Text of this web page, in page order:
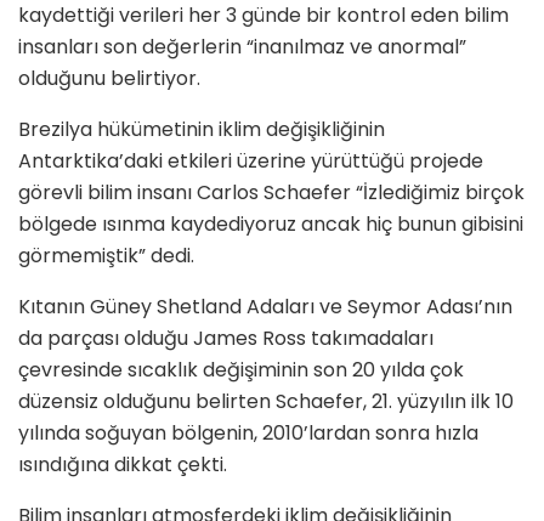
kaydettiği verileri her 3 günde bir kontrol eden bilim
insanları son değerlerin “inanılmaz ve anormal”
olduğunu belirtiyor.
Brezilya hükümetinin iklim değişikliğinin
Antarktika’daki etkileri üzerine yürüttüğü projede
görevli bilim insanı Carlos Schaefer “İzlediğimiz birçok
bölgede ısınma kaydediyoruz ancak hiç bunun gibisini
görmemiştik” dedi.
Kıtanın Güney Shetland Adaları ve Seymor Adası’nın
da parçası olduğu James Ross takımadaları
çevresinde sıcaklık değişiminin son 20 yılda çok
düzensiz olduğunu belirten Schaefer, 21. yüzyılın ilk 10
yılında soğuyan bölgenin, 2010’lardan sonra hızla
ısındığına dikkat çekti.